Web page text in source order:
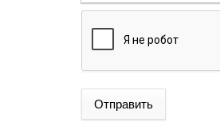
Отправить